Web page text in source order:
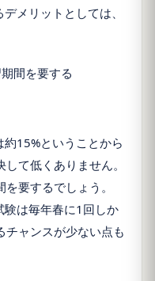
メリットとしては、
間を要する
15%ということから
て低くありません。
要するでしょう。
験は毎年春に1回しか
チャンスが少ない点も